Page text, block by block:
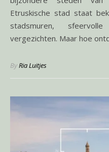
Etruskische stad staat
stadsmuren,
vergezichten. Maar hoe
ByRia Luitjes